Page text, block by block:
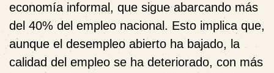
economía informal, que sigue abarcando más
del 40% del empleo nacional. Esto implica que,
aunque el desempleo abierto ha bajado, la
calidad del empleo se ha deteriorado, con más